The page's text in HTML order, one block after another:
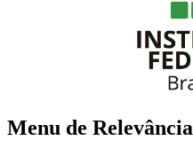
Menu de Relevância